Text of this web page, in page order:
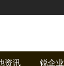
资讯 锐企业